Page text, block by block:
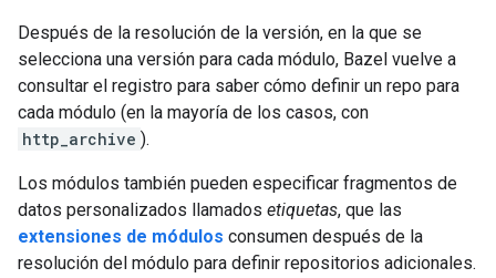
Después de la resolución de la versión, en la que se
selecciona una versión para cada módulo, Bazel vuelve a
consultar el registro para saber cómo definir un repo para
cada módulo (en la mayoría de los casos, con
http_archive ).
Los módulos también pueden especificar fragmentos de
datos personalizados llamados etiquetas, que las
extensiones de módulos consumen después de la
resolución del módulo para definir repositorios adicionales.